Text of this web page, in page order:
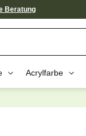
Beratung
Acrylfarbe